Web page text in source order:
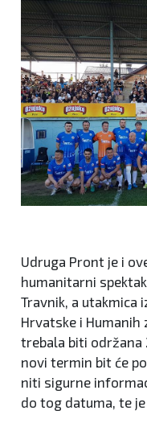
kronika
Politika
Zanimljivosti
Udruga Pront je i
humanitarni
Travnik, a utakmica
Hrvatske i Humanih
trebala biti održana
novi termin bit će
niti sigurne
do tog datuma, te